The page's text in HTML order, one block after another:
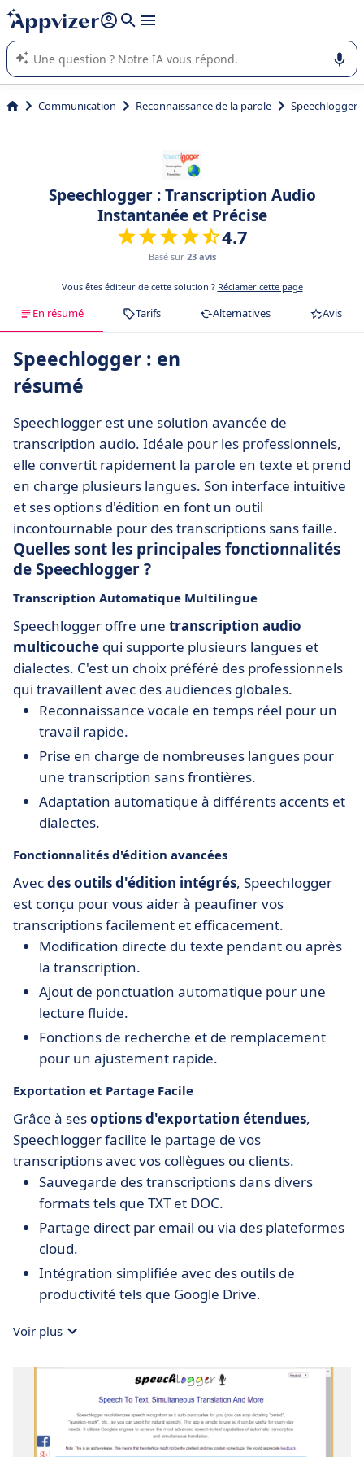
répondre (plusieurs lignes avec
L'IA de Appvizer vous guide dans l'utilisation ou la sélection de
logiciel SaaS en entreprise.
Communication Reconnaissance de la parole Speechlogger
Speechlogger : Transcription Audio
Instantanée et Précise
4.7
Basé sur 23 avis
Vous êtes éditeur de cette solution ? Réclamer cette page
En résumé Tarifs Alternatives Avis
Speechlogger : en
résumé
Speechlogger est une solution avancée de
transcription audio. Idéale pour les professionnels,
elle convertit rapidement la parole en texte et prend
en charge plusieurs langues. Son interface intuitive
et ses options d'édition en font un outil
incontournable pour des transcriptions sans faille.
Quelles sont les principales fonctionnalités
de Speechlogger ?
Transcription Automatique Multilingue
Speechlogger offre une transcription audio
multicouche qui supporte plusieurs langues et
dialectes. C'est un choix préféré des professionnels
qui travaillent avec des audiences globales.
Reconnaissance vocale en temps réel pour un
travail rapide.
Prise en charge de nombreuses langues pour
une transcription sans frontières.
Adaptation automatique à différents accents et
dialectes.
Fonctionnalités d'édition avancées
Avecdes outils d'édition intégrés, Speechlogger
est conçu pour vous aider à peaufiner vos
transcriptions facilement et efficacement.
Modification directe du texte pendant ou après
la transcription.
Ajout de ponctuation automatique pour une
lecture fluide.
Fonctions de recherche et de remplacement
pour un ajustement rapide.
Exportation et Partage Facile
Grâce à sesoptions d'exportation étendues,
Speechlogger facilite le partage de vos
transcriptions avec vos collègues ou clients.
Sauvegarde des transcriptions dans divers
formats tels que TXT et DOC.
Partage direct par email ou via des plateformes
cloud.
Intégration simplifiée avec des outils de
productivité tels que Google Drive.
Voir plus